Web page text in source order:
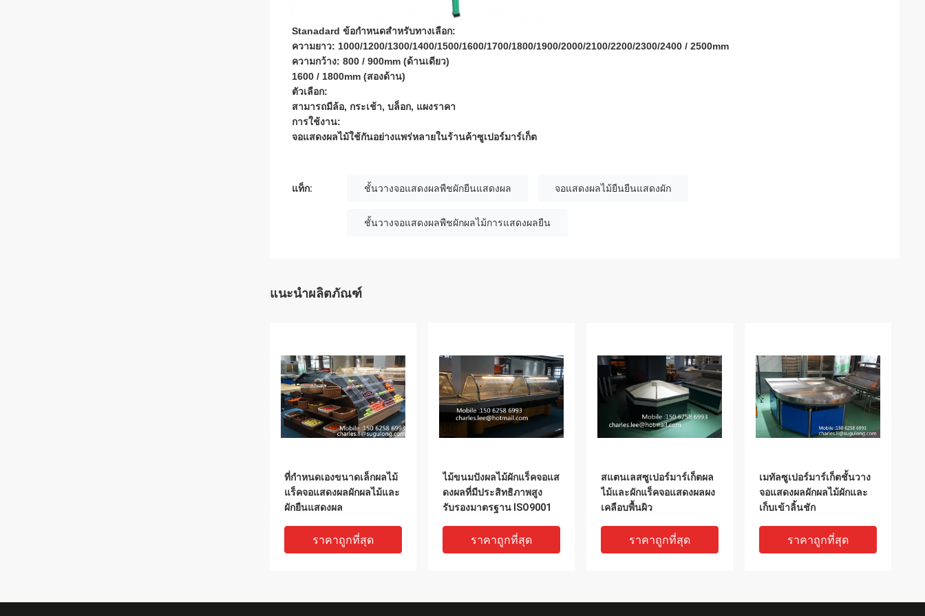
Stanadard ข้อกำหนดสำหรับทางเลือก:
ความยาว: 1000/1200/1300/1400/1500/1600/1700/1800/1900/2000/2100/2200/2300/2400 / 2500mm
ความกว้าง: 800 / 900mm (ด้านเดียว)
1600 / 1800mm (สองด้าน)
ตัวเลือก:
สามารถมีล้อ, กระเช้า, บล็อก, แผงราคา
การใช้งาน:
จอแสดงผลไม้ใช้กันอย่างแพร่หลายในร้านค้าซูเปอร์มาร์เก็ต
แท็ก: ชั้นวางจอแสดงผลพืชผักยืนแสดงผล จอแสดงผลไม้ยืนยืนแสดงผัก
ชั้นวางจอแสดงผลพืชผักผลไม้การแสดงผลยืน
แนะนำผลิตภัณฑ์
ที่กำหนดเองขนาดเล็กผลไม้
แร็คจอแสดงผลผักผลไม้และ
ผักยืนแสดงผล
ราคาถูกที่สุด
ไม้ขนมปังผลไม้ผักแร็คจอแส
ดงผลที่มีประสิทธิภาพสูง
รับรองมาตรฐาน ISO9001
ราคาถูกที่สุด
สแตนเลสซูเปอร์มาร์เก็ตผล
ไม้และผักแร็คจอแสดงผลผง
เคลือบพื้นผิว
ราคาถูกที่สุด
เมทัลซูเปอร์มาร์เก็ตชั้นวาง
จอแสดงผลผักผลไม้ผักและ
เก็บเข้าลิ้นชัก
ราคาถูกที่สุด